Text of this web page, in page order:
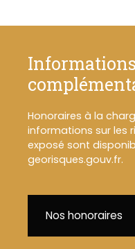
Informations
Honoraires à la
informations sur les
exposé sont
georisques.gouv.fr.
Nos honoraires